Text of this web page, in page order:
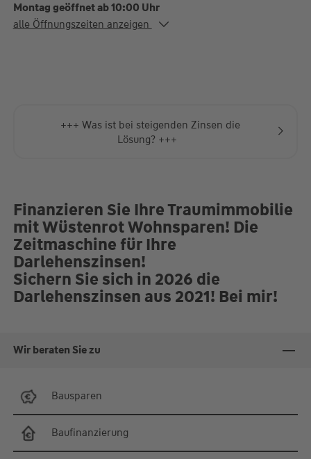
Montag geöffnet ab 10:00 Uhr
Alle Öffnungszeiten
alle Öffnungszeiten anzeigen
+++ Was ist bei steigenden Zinsen die
Lösung? +++
Finanzieren Sie Ihre Traumimmobilie
mit Wüstenrot Wohnsparen! Die
Zeitmaschine für Ihre
Darlehenszinsen!
Sichern Sie sich in 2026 die
Darlehenszinsen aus 2021! Bei mir!
Wir beraten Sie zu
Bausparen
Baufinanzierung